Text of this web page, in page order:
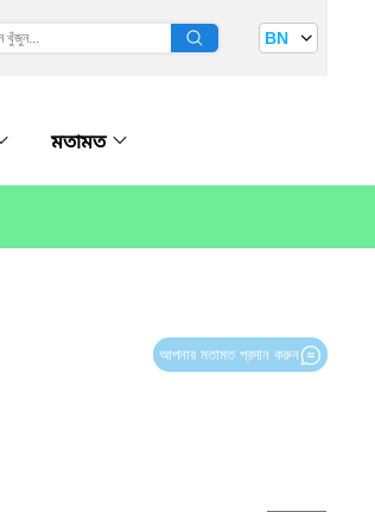
BN
মতামত
আপনার মতামত প্রদান করুন